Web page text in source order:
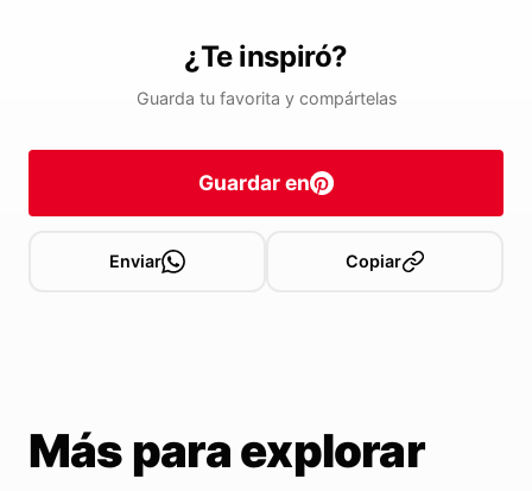
¿Te inspiró?
Guarda tu favorita y compártelas
Guardar en
Enviar Copiar
Más para explorar